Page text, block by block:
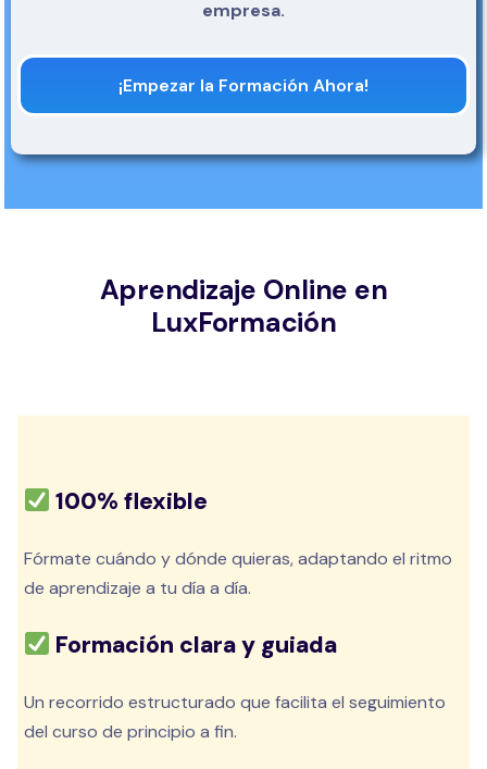
empresa.
¡Empezar la Formación Ahora!
Aprendizaje Online en
LuxFormación
100% flexible
Fórmate cuándo y dónde quieras, adaptando el ritmo
de aprendizaje a tu día a día.
Formación clara y guiada
Un recorrido estructurado que facilita el seguimiento
del curso de principio a fin.